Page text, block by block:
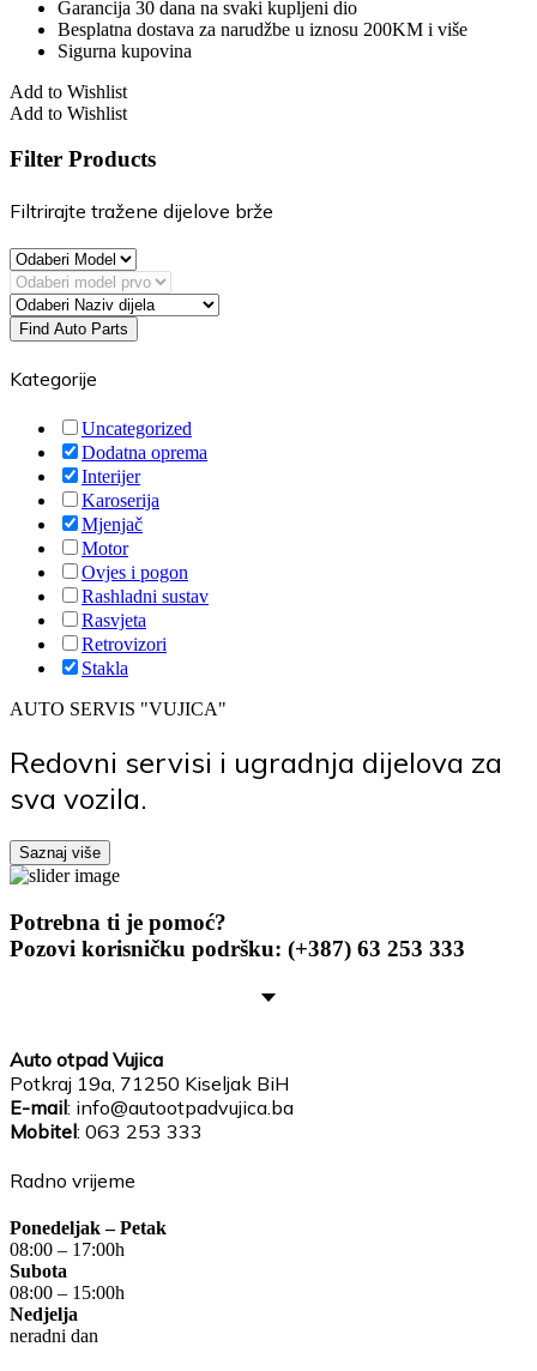
Garancija 30 dana na svaki kupljeni dio
Besplatna dostava za narudžbe u iznosu 200KM i više
Sigurna kupovina
Add to Wishlist
Add to Wishlist
Filter Products
Filtrirajte tražene dijelove brže
Find Auto Parts
Kategorije
Uncategorized
Dodatna oprema
Interijer
Karoserija
Mjenjač
Motor
Ovjes i pogon
Rashladni sustav
Rasvjeta
Retrovizori
Stakla
AUTO SERVIS "VUJICA"
Redovni servisi i ugradnja dijelova za
sva vozila.
Saznaj više
Potrebna ti je pomoć?
Pozovi korisničku podršku: (+387) 63 253 333
Auto otpad Vujica
Potkraj 19a, 71250 Kiseljak BiH
E-mail: info@autootpadvujica.ba
Mobitel: 063 253 333
Radno vrijeme
Ponedeljak – Petak
08:00 – 17:00h
Subota
08:00 – 15:00h
Nedjelja
neradni dan